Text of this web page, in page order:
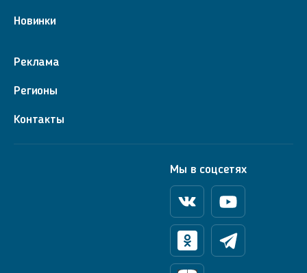
Новинки
Реклама
Регионы
Контакты
Мы в соцсетях
ВконтактеYoutube
ОдноклассникиТелеграм